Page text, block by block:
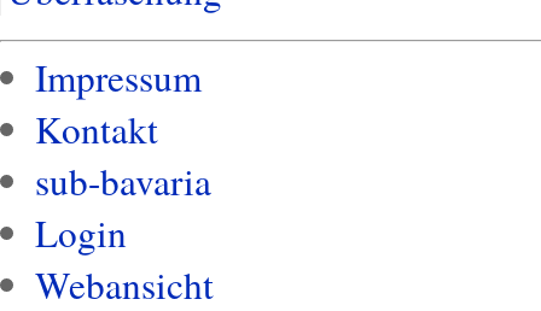
Impressum
Kontakt
sub-bavaria
Login
Webansicht